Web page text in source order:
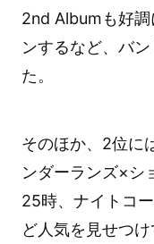
2nd Albumも好
ンするなど、バ
た。
そのほか、2位に
ンダーランズ×シ
25時、ナイトコ
ど人気を見せつ